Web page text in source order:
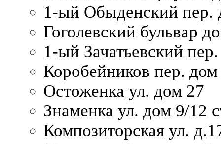
1-ый Обыденский пер.
Гоголевский бульвар
1-ый Зачатьевский
Коробейников пер.
Остоженка ул. дом 27
Знаменка ул. дом 9/12
Композиторская ул.